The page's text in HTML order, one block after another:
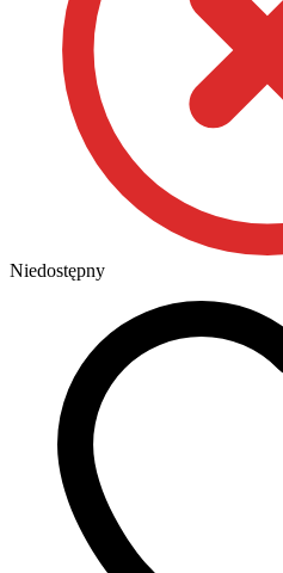
Niedostępny